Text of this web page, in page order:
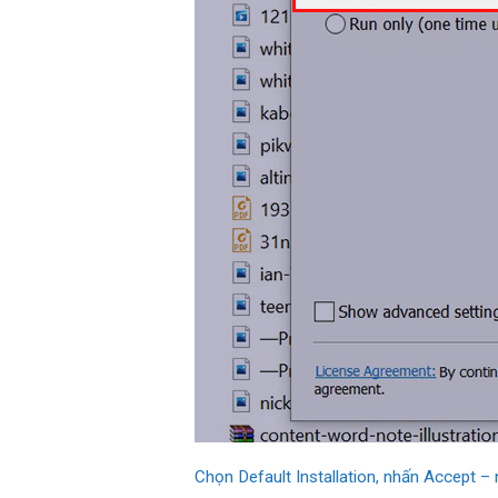
Chọn Default Installation, nhấn Accept –